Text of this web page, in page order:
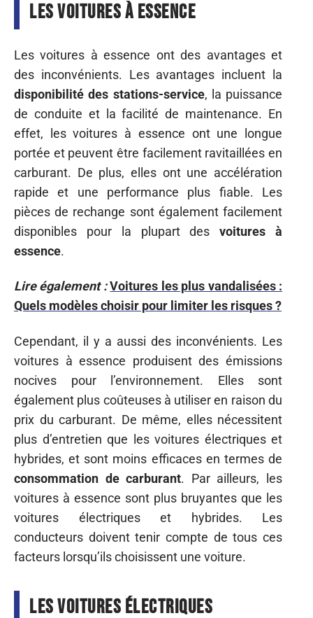
Les voitures à essence
Les voitures à essence ont des avantages et
des inconvénients. Les avantages incluent la
disponibilité des stations-service, la puissance
de conduite et la facilité de maintenance. En
effet, les voitures à essence ont une longue
portée et peuvent être facilement ravitaillées en
carburant. De plus, elles ont une accélération
rapide et une performance plus fiable. Les
pièces de rechange sont également facilement
disponibles pour la plupart desvoitures à
essence.
Lire également : Voitures les plus vandalisées :
Quels modèles choisir pour limiter les risques ?
Cependant, il y a aussi des inconvénients. Les
voitures à essence produisent des émissions
nocives pour l’environnement. Elles sont
également plus coûteuses à utiliser en raison du
prix du carburant. De même, elles nécessitent
plus d’entretien que les voitures électriques et
hybrides, et sont moins efficaces en termes de
consommation de carburant. Par ailleurs, les
voitures à essence sont plus bruyantes que les
voitures électriques et hybrides. Les
conducteurs doivent tenir compte de tous ces
facteurs lorsqu’ils choisissent une voiture.
Les voitures électriques